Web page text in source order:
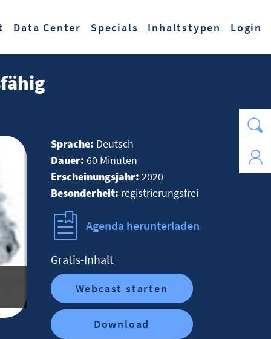
Data Center Specials Inhaltstypen Login
Sprache: Deutsch
Dauer: 60 Minuten
Erscheinungsjahr: 2020
Besonderheit: registrierungsfrei
Agenda herunterladen
Gratis-Inhalt
Webcast starten
Download